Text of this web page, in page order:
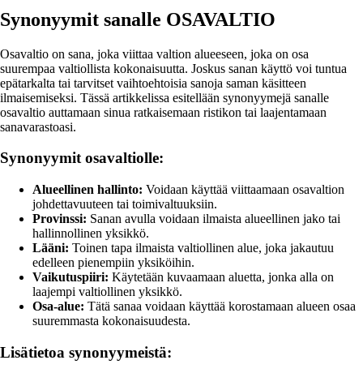
Synonyymit sanalle OSAVALTIO
Osavaltio on sana, joka viittaa valtion alueeseen, joka on osa
suurempaa valtiollista kokonaisuutta. Joskus sanan käyttö voi tuntua
epätarkalta tai tarvitset vaihtoehtoisia sanoja saman käsitteen
ilmaisemiseksi. Tässä artikkelissa esitellään synonyymejä sanalle
osavaltio auttamaan sinua ratkaisemaan ristikon tai laajentamaan
sanavarastoasi.
Synonyymit osavaltiolle:
Alueellinen hallinto: Voidaan käyttää viittaamaan osavaltion
johdettavuuteen tai toimivaltuuksiin.
Provinssi: Sanan avulla voidaan ilmaista alueellinen jako tai
hallinnollinen yksikkö.
Lääni: Toinen tapa ilmaista valtiollinen alue, joka jakautuu
edelleen pienempiin yksiköihin.
Vaikutuspiiri: Käytetään kuvaamaan aluetta, jonka alla on
laajempi valtiollinen yksikkö.
Osa-alue: Tätä sanaa voidaan käyttää korostamaan alueen osaa
suuremmasta kokonaisuudesta.
Lisätietoa synonyymeistä: